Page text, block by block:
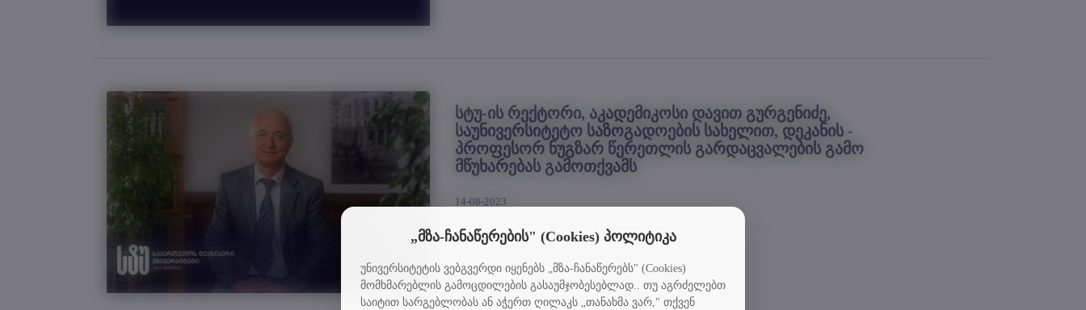
სტუ-ის რექტორი, აკადემიკოსი დავით გურგენიძე,
საუნივერსიტეტო საზოგადოების სახელით, დეკანის -
პროფესორ ნუგზარ წერეთლის გარდაცვალების გამო
მწუხარებას გამოთქვამს
14-08-2023
„მზა-ჩანაწერების" (Cookies) პოლიტიკა
უნივერსიტეტის ვებგვერდი იყენებს „მზა-ჩანაწერებს" (Cookies)
მომხმარებლის გამოცდილების გასაუმჯობესებლად.. თუ აგრძელებთ
საიტით სარგებლობას ან აჭერთ ღილაკს „თანახმა ვარ," თქვენ